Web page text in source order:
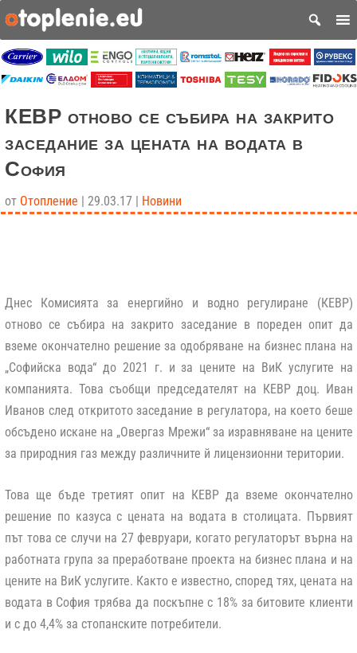
КЕВР отново се събира на закрито
заседание за цената на водата в
София
от Отопление | 29.03.17 | Новини
Днес Комисията за енергийно и водно регулиране (КЕВР)
отново се събира на закрито заседание в пореден опит да
вземе окончателно решение за одобряване на бизнес плана на
„Софийска вода“ до 2021 г. и за цените на ВиК услугите на
компанията. Това съобщи председателят на КЕВР доц. Иван
Иванов след откритото заседание в регулатора, на което беше
обсъдено искане на „Овергаз Мрежи“ за изравняване на цените
за природния газ между различните й лицензионни територии.
Това ще бъде третият опит на КЕВР да вземе окончателно
решение по казуса с цената на водата в столицата. Първият
път това се случи на 27 февруари, когато регулаторът върна на
работната група за преработване проекта на бизнес плана и на
цените на ВиК услугите. Както е известно, според тях, цената на
водата в София трябва да поскъпне с 18% за битовите клиенти
и с до 4,4% за стопанските потребители.